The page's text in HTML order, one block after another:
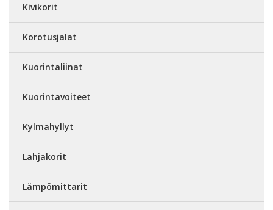
Kivikorit
Korotusjalat
Kuorintaliinat
Kuorintavoiteet
Kylmahyllyt
Lahjakorit
Lämpömittarit